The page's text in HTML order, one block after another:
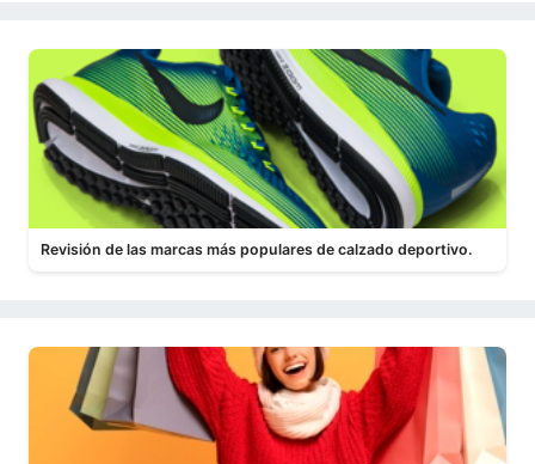
Revisión de las marcas más populares de calzado deportivo.